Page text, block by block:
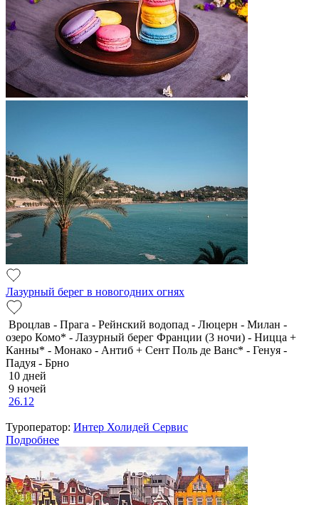
Лазурный берег в новогодних огнях
Вроцлав - Прага - Рейнский водопад - Люцерн - Милан -
озеро Комо* - Лазурный берег Франции (3 ночи) - Ницца +
Канны* - Монако - Антиб + Сент Поль де Ванс* - Генуя -
Падуя - Брно
10 дней
9 ночей
26.12
Туроператор: Интер Холидей Сервис
Подробнее